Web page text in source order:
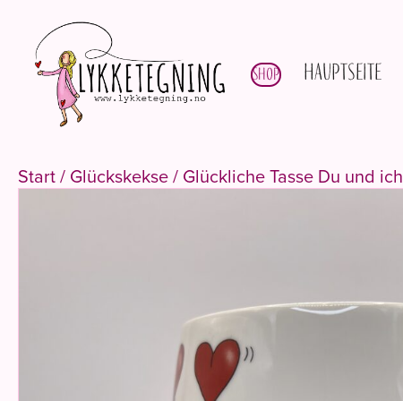
Shop Hauptseite
Start/ Glückskekse/ Glückliche Tasse Du und ich